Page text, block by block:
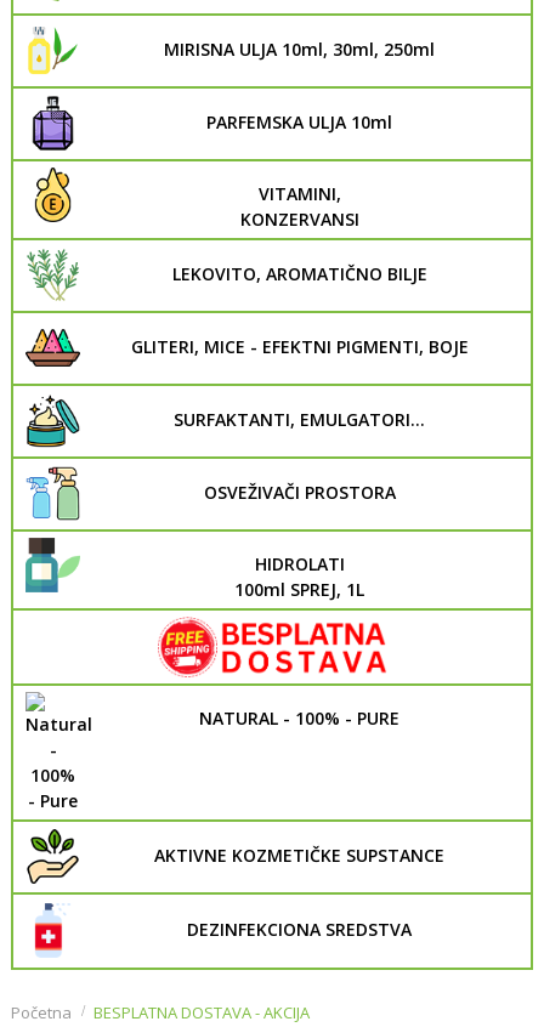
MIRISNA ULJA 10ml, 30ml, 250ml
PARFEMSKA ULJA 10ml
VITAMINI,
KONZERVANSI
LEKOVITO, AROMATIČNO BILJE
GLITERI, MICE - EFEKTNI PIGMENTI, BOJE
SURFAKTANTI, EMULGATORI...
OSVEŽIVAČI PROSTORA
HIDROLATI
100ml SPREJ, 1L
NATURAL - 100% - PURE
AKTIVNE KOZMETIČKE SUPSTANCE
DEZINFEKCIONA SREDSTVA
Početna BESPLATNA DOSTAVA - AKCIJA